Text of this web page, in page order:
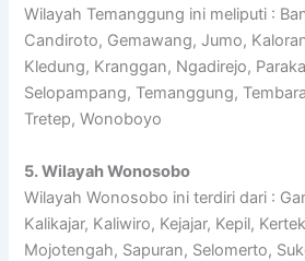
Wilayah Temanggung ini meliputi :
Candiroto, Gemawang, Jumo,
Kledung, Kranggan, Ngadirejo,
Selopampang, Temanggung,
Tretep, Wonoboyo
5. Wilayah Wonosobo
Wilayah Wonosobo ini terdiri dari :
Kalikajar, Kaliwiro, Kejajar, Kepil,
Mojotengah, Sapuran, Selomerto,